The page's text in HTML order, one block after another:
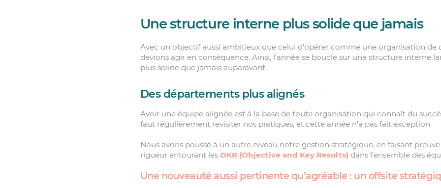
Une structure interne plus solide que jamais
Avec un objectif aussi ambitieux que celui d’opérer comme une organisation de
devions agir en conséquence. Ainsi, l’année se boucle sur une structure interne
plus solide que jamais auparavant.
Des départements plus alignés
Avoir une équipe alignée est à la base de toute organisation qui connaît du
faut régulièrement revisiter nos pratiques, et cette année n’a pas fait exception.
Nous avons poussé à un autre niveau notre gestion stratégique, en faisant
rigueur entourant les OKR (Objective and Key Results)dans l’ensemble des
Une nouveauté aussi pertinente qu’agréable : un offsite